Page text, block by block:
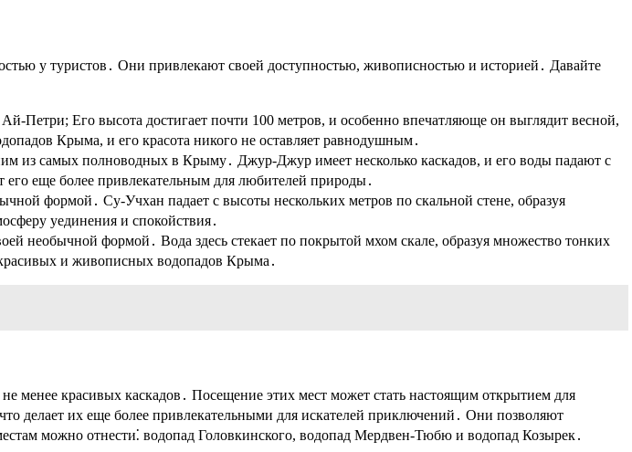
у туристов․ Они привлекают своей доступностью, живописностью и историей․ Давайте
Его высота достигает почти 100 метров, и особенно впечатляюще он выглядит весной,
Крыма, и его красота никого не оставляет равнодушным․
из самых полноводных в Крыму․ Джур-Джур имеет несколько каскадов, и его воды падают с
еще более привлекательным для любителей природы․
формой․ Су-Учхан падает с высоты нескольких метров по скальной стене, образуя
уединения и спокойствия․
необычной формой․ Вода здесь стекает по покрытой мхом скале, образуя множество тонких
и живописных водопадов Крыма․
красивых каскадов․ Посещение этих мест может стать настоящим открытием для
делает их еще более привлекательными для искателей приключений․ Они позволяют
можно отнести⁚ водопад Головкинского, водопад Мердвен-Тюбю и водопад Козырек․